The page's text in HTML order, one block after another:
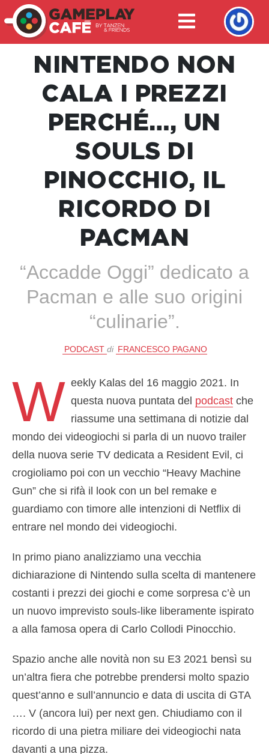
NINTENDO NON
CALA I PREZZI
PERCHÉ…, UN
SOULS DI
PINOCCHIO, IL
RICORDO DI
PACMAN
“Accadde Oggi” dedicato a
Pacman e alle suo origini
“culinarie”.
PODCAST di FRANCESCO PAGANO
W eekly Kalas del 16 maggio 2021. In
questa nuova puntata del podcast che
riassume una settimana di notizie dal
mondo dei videogiochi si parla di un nuovo trailer
della nuova serie TV dedicata a Resident Evil, ci
crogioliamo poi con un vecchio “Heavy Machine
Gun” che si rifà il look con un bel remake e
guardiamo con timore alle intenzioni di Netflix di
entrare nel mondo dei videogiochi.
In primo piano analizziamo una vecchia
dichiarazione di Nintendo sulla scelta di mantenere
costanti i prezzi dei giochi e come sorpresa c’è un
un nuovo imprevisto souls-like liberamente ispirato
a alla famosa opera di Carlo Collodi Pinocchio.
Spazio anche alle novità non su E3 2021 bensì su
un’altra fiera che potrebbe prendersi molto spazio
quest’anno e sull’annuncio e data di uscita di GTA
…. V (ancora lui) per next gen. Chiudiamo con il
ricordo di una pietra miliare dei videogiochi nata
davanti a una pizza.